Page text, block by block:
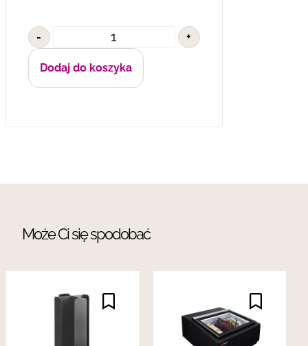
- +
Dodaj do koszyka
Może Ci się spodobać